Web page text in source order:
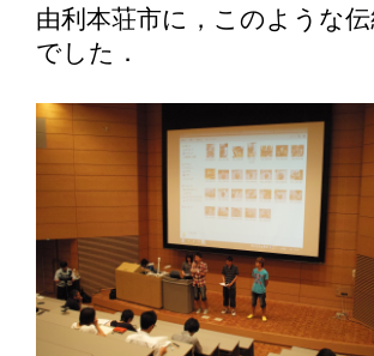
由利本荘市に，このような
でした．